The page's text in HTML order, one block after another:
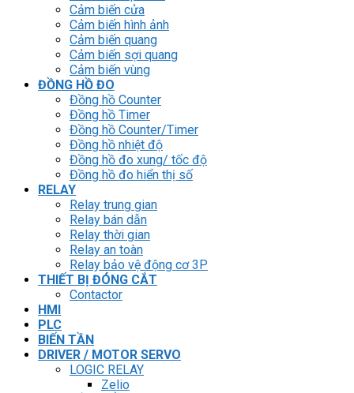
Cảm biến cửa
Cảm biến hình ảnh
Cảm biến quang
Cảm biến sợi quang
Cảm biến vùng
ĐỒNG HỒ ĐO
Đồng hồ Counter
Đồng hồ Timer
Đồng hồ Counter/Timer
Đồng hồ nhiệt độ
Đồng hồ đo xung/ tốc độ
Đồng hồ đo hiển thị số
RELAY
Relay trung gian
Relay bán dẫn
Relay thời gian
Relay an toàn
Relay bảo vệ động cơ 3P
THIẾT BỊ ĐÓNG CẮT
Contactor
HMI
PLC
BIẾN TẦN
DRIVER / MOTOR SERVO
LOGIC RELAY
Zelio